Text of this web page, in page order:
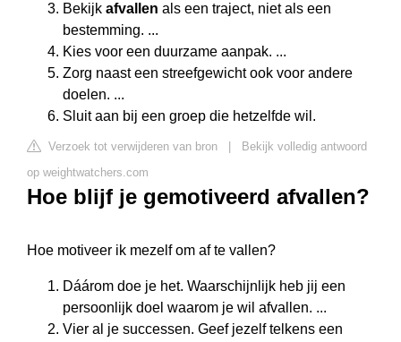
Bekijk afvallen als een traject, niet als een
bestemming. ...
Kies voor een duurzame aanpak. ...
Zorg naast een streefgewicht ook voor andere
doelen. ...
Sluit aan bij een groep die hetzelfde wil.
Verzoek tot verwijderen van bron
Bekijk volledig antwoord
op weightwatchers.com
Hoe blijf je gemotiveerd afvallen?
Hoe motiveer ik mezelf om af te vallen?
Dáárom doe je het. Waarschijnlijk heb jij een
persoonlijk doel waarom je wil afvallen. ...
Vier al je successen. Geef jezelf telkens een